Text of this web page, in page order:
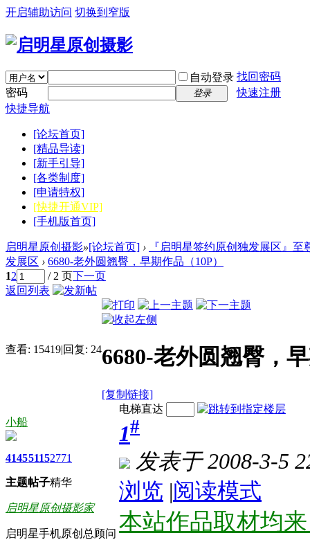
开启辅助访问 切换到窄版
自动登录 找回密码
密码
登录
快速注册
快捷导航
[论坛首页]
[精品导读]
[新手引导]
[各类制度]
[申请特权]
[快捷开通VIP]
[手机版首页]
启明星原创摄影»[论坛首页] ›
『启明星签约原创独发展区』
发展区 › 6680-老外圆翘臀，早期作品（10P）
12 / 2 页下一页
返回列表
查看: 15419|回复: 246680-老外圆翘臀，
[复制链接]
小船
4145
主题
5115
帖子
2771
精华
启明星原创摄影家
启明星手机原创总顾问
电梯直达
1#
发表于 2008-3-5
浏览 |阅读模式
本站作品取材均